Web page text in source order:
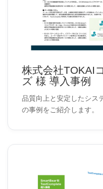
株式会社TOKAI
ズ 様 導入事例
品質向上と安定したシス
の事例をご紹介します。